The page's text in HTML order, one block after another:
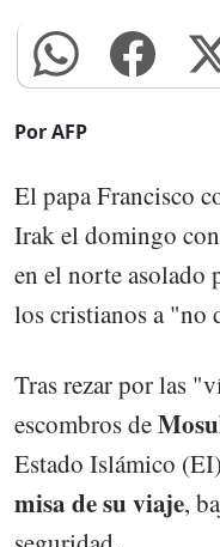
Por AFP
El papa Francisco
Irak el domingo
en el norte asolado
los cristianos a "no
Tras rezar por las
escombros de
Estado Islámico
misa de su viaje,